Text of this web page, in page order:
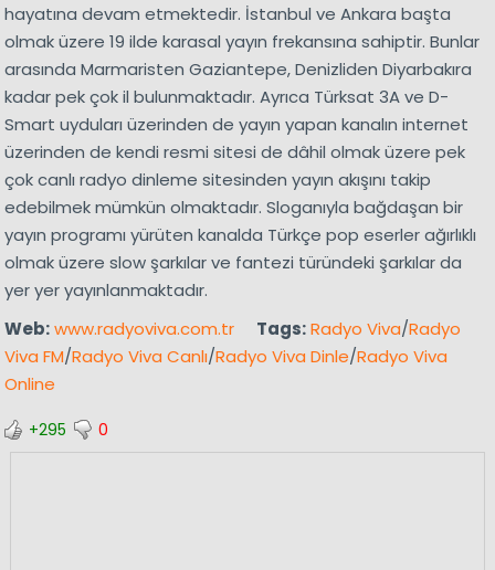
hayatına devam etmektedir. İstanbul ve Ankara başta
olmak üzere 19 ilde karasal yayın frekansına sahiptir. Bunlar
arasında Marmaristen Gaziantepe, Denizliden Diyarbakıra
kadar pek çok il bulunmaktadır. Ayrıca Türksat 3A ve D-
Smart uyduları üzerinden de yayın yapan kanalın internet
üzerinden de kendi resmi sitesi de dâhil olmak üzere pek
çok canlı radyo dinleme sitesinden yayın akışını takip
edebilmek mümkün olmaktadır. Sloganıyla bağdaşan bir
yayın programı yürüten kanalda Türkçe pop eserler ağırlıklı
olmak üzere slow şarkılar ve fantezi türündeki şarkılar da
yer yer yayınlanmaktadır.
Web:www.radyoviva.com.tr Tags:Radyo Viva/Radyo
Viva FM/Radyo Viva Canlı/Radyo Viva Dinle/Radyo Viva
Online
+295 0